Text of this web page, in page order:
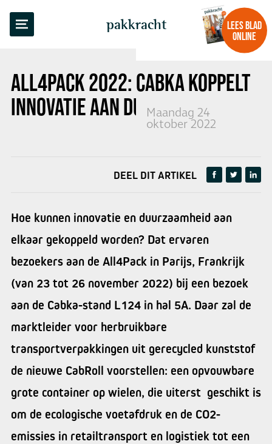
pakkracht
LEES BLAD
ONLINE
ALL4PACK 2022: CABKA KOPPELT
INNOVATIE AAN DUURZAAMHEID
Maandag 24
oktober 2022
TERUG NAAR OVERZICHT
DEEL DIT ARTIKEL
Hoe kunnen innovatie en duurzaamheid aan
elkaar gekoppeld worden? Dat ervaren
bezoekers aan de All4Pack in Parijs, Frankrijk
(van 23 tot 26 november 2022) bij een bezoek
aan de Cabka-stand L124 in hal 5A. Daar zal de
marktleider voor herbruikbare
transportverpakkingen uit gerecycled kunststof
de nieuwe CabRoll voorstellen: een opvouwbare
grote container op wielen, die uiterst geschikt is
om de ecologische voetafdruk en de CO2-
emissies in retailtransport en logistiek tot een